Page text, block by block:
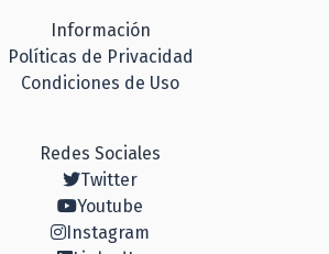
Información
Políticas de Privacidad
Condiciones de Uso
Redes Sociales
Twitter
Youtube
Instagram